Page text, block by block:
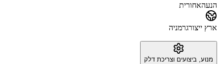
הנעהאחורית
ארץ ייצורגרמניה
מנוע, ביצועים וצריכת דלק